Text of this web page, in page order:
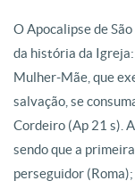
O Apocalipse de
da história da
Mulher-Mãe, que
salvação, se
Cordeiro (Ap 21 s).
sendo que a
perseguidor